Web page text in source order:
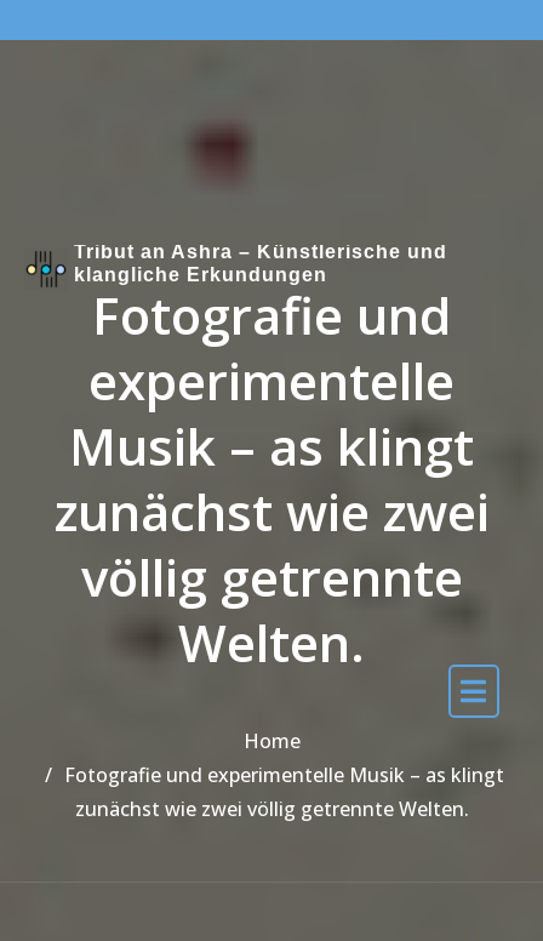
Tribut an Ashra – Künstlerische und
klangliche Erkundungen
Fotografie und
experimentelle
Musik – as klingt
zunächst wie zwei
völlig getrennte
Welten.
Home
Fotografie und experimentelle Musik – as klingt
zunächst wie zwei völlig getrennte Welten.